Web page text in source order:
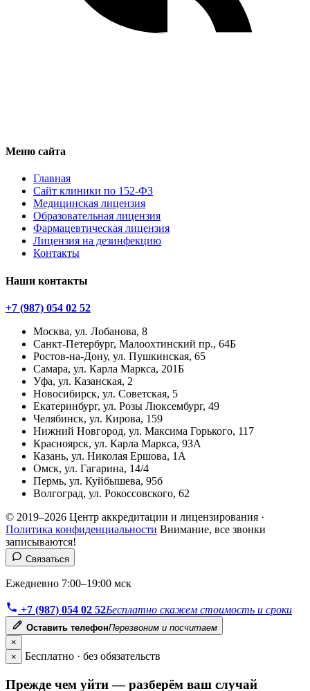
Меню сайта
Главная
Сайт клиники по 152-ФЗ
Медицинская лицензия
Образовательная лицензия
Фармацевтическая лицензия
Лицензия на дезинфекцию
Контакты
Наши контакты
+7 (987) 054 02 52
Москва, ул. Лобанова, 8
Санкт-Петербург, Малоохтинский пр., 64Б
Ростов-на-Дону, ул. Пушкинская, 65
Самара, ул. Карла Маркса, 201Б
Уфа, ул. Казанская, 2
Новосибирск, ул. Советская, 5
Екатеринбург, ул. Розы Люксембург, 49
Челябинск, ул. Кирова, 159
Нижний Новгород, ул. Максима Горького, 117
Красноярск, ул. Карла Маркса, 93А
Казань, ул. Николая Ершова, 1А
Омск, ул. Гагарина, 14/4
Пермь, ул. Куйбышева, 95б
Волгоград, ул. Рокоссовского, 62
© 2019–2026 Центр аккредитации и лицензирования ·
Политика конфиденциальности Внимание, все звонки
записываются!
Связаться
Ежедневно 7:00–19:00 мск
+7 (987) 054 02 52Бесплатно скажем стоимость и сроки
Оставить телефонПерезвоним и посчитаем
×
×
Бесплатно · без обязательств
Прежде чем уйти — разберём ваш случай